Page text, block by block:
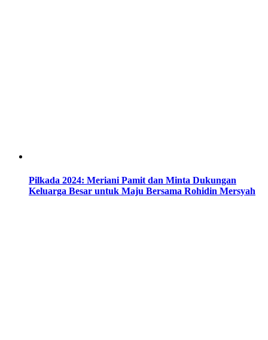
Pilkada 2024: Meriani Pamit dan Minta Dukungan
Keluarga Besar untuk Maju Bersama Rohidin Mersyah